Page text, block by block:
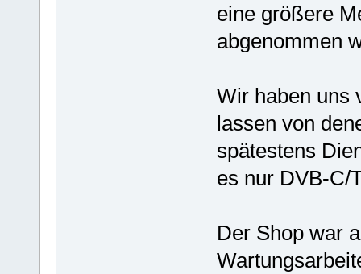
eine größere
abgenommen
Wir haben uns
lassen von
spätestens
es nur DVB-C/
Der Shop war